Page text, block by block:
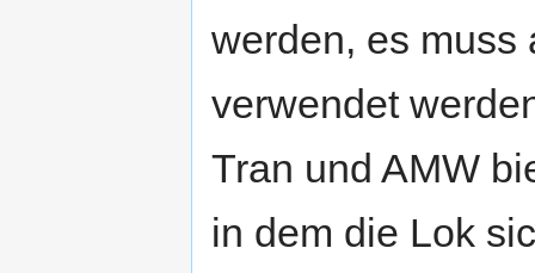
werden, es muss
verwendet
Tran und AMW
in dem die Lok